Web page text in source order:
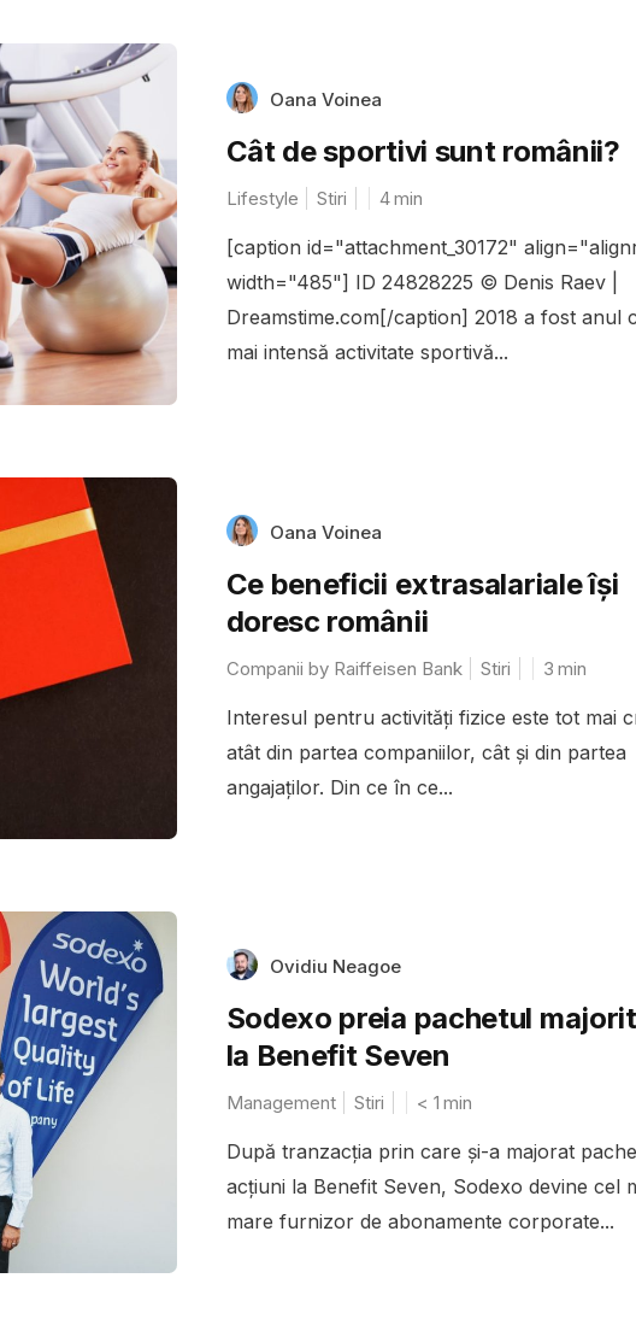
Oana Voinea
Cât de sportivi sunt românii?
Lifestyle Stiri 4min
[caption id="attachment_30172"
width="485"] ID 24828225 © Denis Raev |
Dreamstime.com[/caption] 2018 a fost anul
mai intensă activitate sportivă...
Oana Voinea
Ce beneficii extrasalariale îşi
doresc românii
Companii by Raiffeisen Bank Stiri 3 min
Interesul pentru activități fizice este tot mai
atât din partea companiilor, cât și din partea
angajaților. Din ce în ce...
Ovidiu Neagoe
Sodexo preia pachetul
la Benefit Seven
Management Stiri < 1 min
După tranzacția prin care și-a majorat
acțiuni la Benefit Seven, Sodexo devine cel
mare furnizor de abonamente corporate...